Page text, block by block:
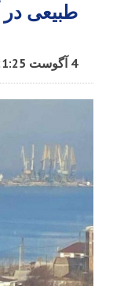
طبیعی در
4 آگوست 21:25